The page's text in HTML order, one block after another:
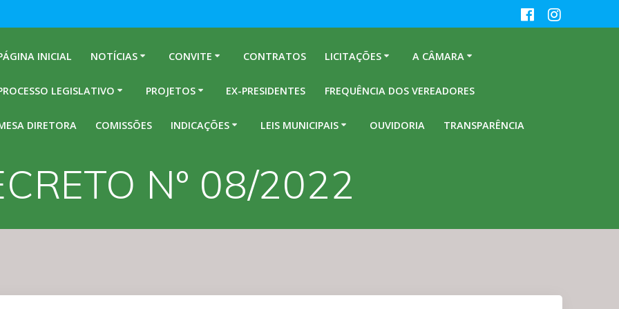
INICIAL NOTÍCIAS CONVITE CONTRATOS LICITAÇÕES A CÂMARA
LEGISLATIVO PROJETOS EX-PRESIDENTES FREQUÊNCIA DOS VEREADORES
DIRETORA COMISSÕES INDICAÇÕES LEIS MUNICIPAIS OUVIDORIA TRANSPARÊNCIA
Nº 08/2022